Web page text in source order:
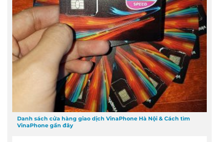
Danh sách cửa hàng giao dịch VinaPhone Hà Nội & Cách tìm
VinaPhone gần đây